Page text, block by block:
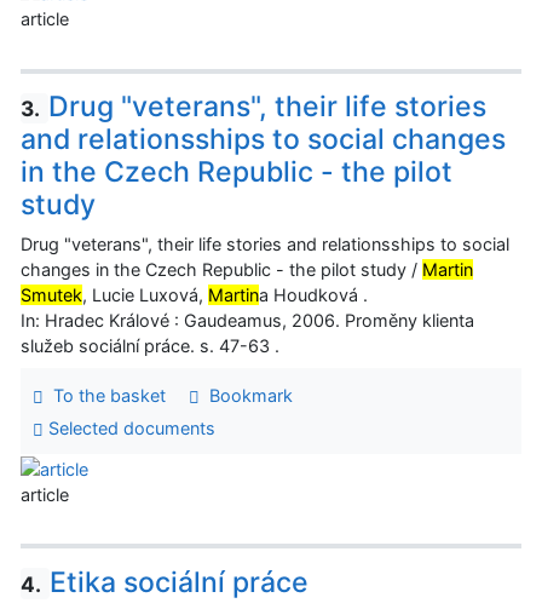
article
3. Drug "veterans", their life stories
and relationsships to social changes
in the Czech Republic - the pilot
study
Drug "veterans", their life stories and relationsships to social
changes in the Czech Republic - the pilot study / Martin
Smutek, Lucie Luxová, Martina Houdková .
In: Hradec Králové : Gaudeamus, 2006. Proměny klienta
služeb sociální práce. s. 47-63 .
To the basket
Bookmark
Selected documents
article
4. Etika sociální práce